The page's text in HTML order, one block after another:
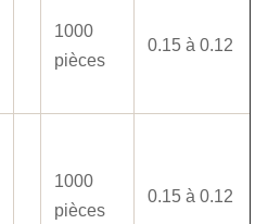
1000
pièces
0.15 à 0.12
1000
pièces
0.15 à 0.12